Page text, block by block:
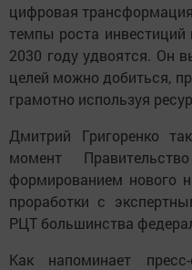
цифровая
темпы роста инвестиций
2030 году удвоятся. Он
целей можно добиться,
грамотно используя
Дмитрий Григоренко
момент
формированием нового
проработки с
РЦТ большинства
Как напоминает